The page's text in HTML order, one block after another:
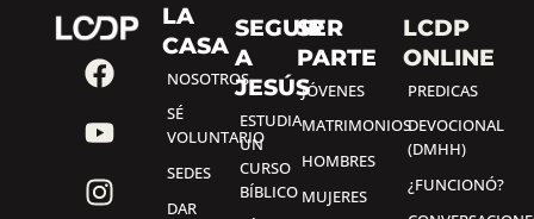
LA
CASA
NOSOTROS
SÉ
VOLUNTARIO
SEDES
DAR
SEGUIR
A
JESÚS
ESTUDIA
UN
CURSO
BÍBLICO
SER
PARTE
JÓVENES
MATRIMONIOS
HOMBRES
MUJERES
LCDP
ONLINE
PREDICAS
DEVOCIONAL
(DMHH)
¿FUNCIONÓ?